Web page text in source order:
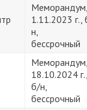
1.11.2023 г.,
н,
бессрочный
18.10.2024
б/н,
бессрочный